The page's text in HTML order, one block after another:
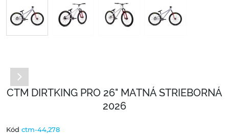
CTM DIRTKING PRO 26" MATNÁ STRIEBORNÁ
2026
Kód ctm-44,278